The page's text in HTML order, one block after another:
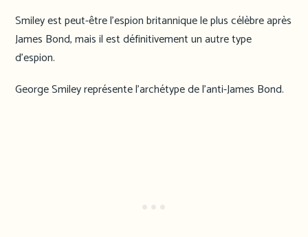
Smiley est peut-être l’espion britannique le plus célèbre après
James Bond, mais il est définitivement un autre type
d’espion.
George Smiley représente l’archétype de l’anti-James Bond.